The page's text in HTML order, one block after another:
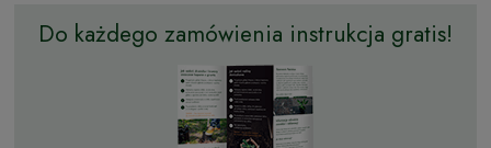
Do każdego zamówienia instrukcja gratis!